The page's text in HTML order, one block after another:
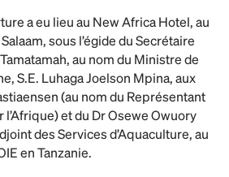
a eu lieu au New Africa Hotel, au
sous l’égide du Secrétaire
au nom du Ministre de
S.E. Luhaga Joelson Mpina, aux
(au nom du Représentant
l’Afrique) et du Dr Osewe Owuory
des Services d’Aquaculture, au
en Tanzanie.